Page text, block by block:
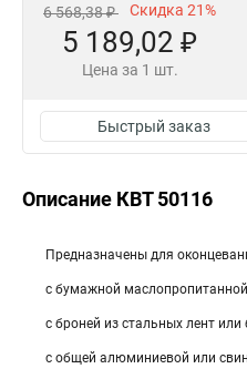
6 568,38 ₽ Скидка 21%
5 189,02 ₽
Цена за 1 шт.
Быстрый заказ
Описание КВТ 50116
Предназначены для
с бумажной
с броней из стальных лент или
с общей алюминиевой или